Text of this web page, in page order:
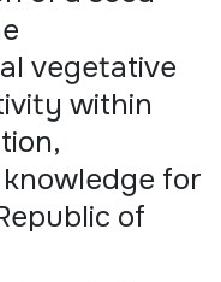
vegetative
within
for
of